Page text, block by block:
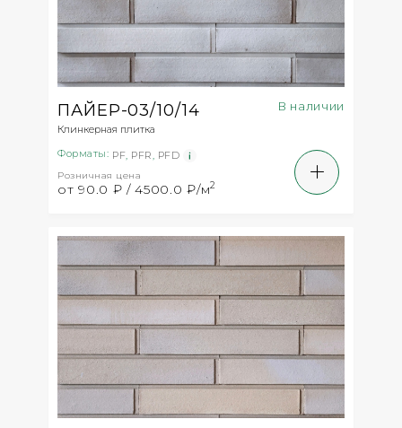
ПАЙЕР-03/10/14
Клинкерная плитка
В наличии
Форматы: PF PFR PFD
Розничная цена
от 90.0 ₽ / 4500.0 ₽/м2